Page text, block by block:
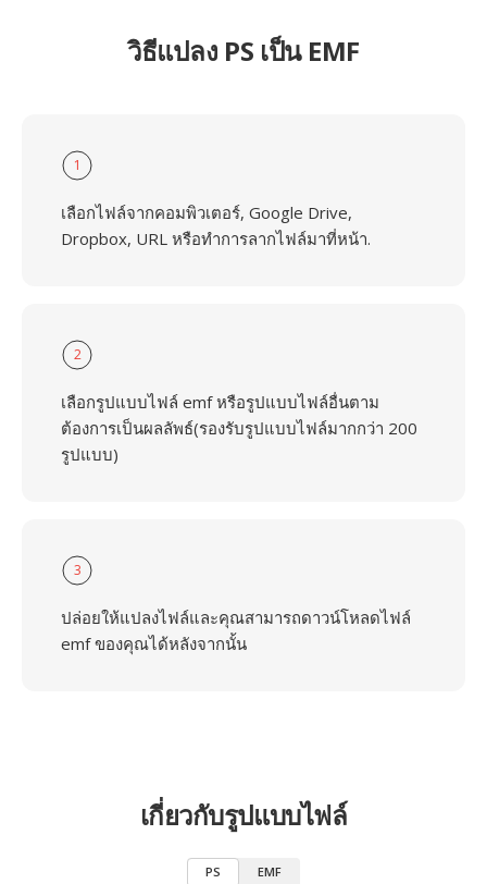
วิธีแปลง PS เป็น EMF
1
เลือกไฟล์จากคอมพิวเตอร์, Google Drive,
Dropbox, URL หรือทำการลากไฟล์มาที่หน้า.
2
เลือกรูปแบบไฟล์ emf หรือรูปแบบไฟล์อื่นตาม
ต้องการเป็นผลลัพธ์(รองรับรูปแบบไฟล์มากกว่า 200
รูปแบบ)
3
ปล่อยให้แปลงไฟล์และคุณสามารถดาวน์โหลดไฟล์
emf ของคุณได้หลังจากนั้น
เกี่ยวกับรูปแบบไฟล์
PS EMF